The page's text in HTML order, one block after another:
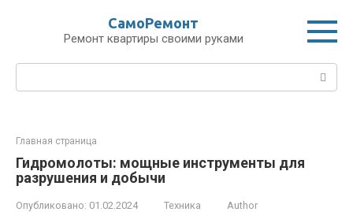
СамоРемонт
Ремонт квартиры своими руками
Поиск:
Главная страница
Гидромолоты: мощные инструменты для
разрушения и добычи
Опубликовано: 01.02.2024 Техника Author